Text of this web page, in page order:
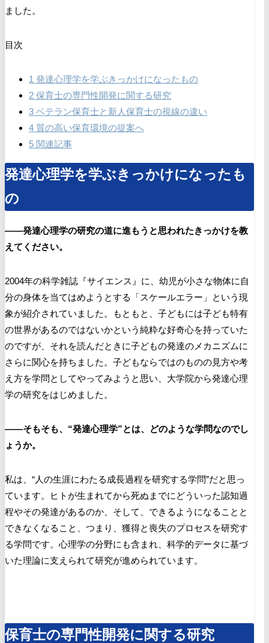
ました。
目次
1 発達心理学を学ぶきっかけになったもの
2 保育士の専門性開発に関する研究
3 ベテラン保育士と新人保育士の視線の違い
4 質の高い保育環境の提案へ
5 関連記事
発達心理学を学ぶきっかけになったも
の
――発達心理学の研究の道に進もうと思われたきっかけを教
えてください。
2004年の科学雑誌『サイエンス』に、幼児が小さな物体に自
分の身体を当てはめようとする「スケールエラー」という現
象が紹介されていました。もともと、子どもには子ども特有
の世界があるのではないかという純粋な好奇心を持っていた
のですが、それを読んだときに子どもの発達のメカニズムに
さらに関心を持ちました。子どもならではのものの見方や考
え方を学問としてやってみようと思い、大学院から発達心理
学の研究をはじめました。
――そもそも、“発達心理学”とは、どのような学問なのでし
ょうか。
私は、“人の生涯にわたる成長過程を研究する学問”だと思っ
ています。ヒトが生まれてから死ぬまでにどういった認知過
程やその発達があるのか、そして、できるようになることと
できなくなること、つまり、獲得と喪失のプロセスを研究す
る学問です。心理学の分野にも含まれ、科学的データに基づ
いた理論に支えられて研究が進められています。
保育士の専門性開発に関する研究